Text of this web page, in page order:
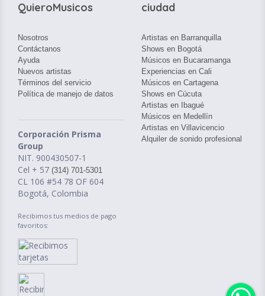
QuieroMusicos
Nosotros
Contáctanos
Ayuda
Nuevos artistas
Términos del servicio
Política de manejo de datos
Corporación Prisma
Group
NIT. 900430507-1
Cel + 57 (314) 701-5301
CL 106 #54 78 OF 604
Bogotá, Colombia
Recibimos tus medios de pago
favoritos:
ciudad
Artistas en Barranquilla
Shows en Bogotá
Músicos en Bucaramanga
Experiencias en Cali
Músicos en Cartagena
Shows en Cúcuta
Artistas en Ibagué
Músicos en Medellín
Artistas en Villavicencio
Alquiler de sonido profesional